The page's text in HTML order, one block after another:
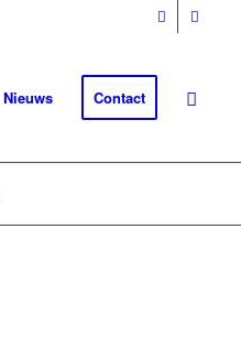
Nieuws Contact